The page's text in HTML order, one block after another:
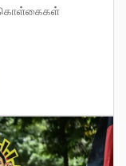
கொள்கைகள்